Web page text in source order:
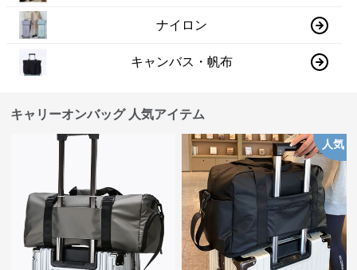
ナイロン
キャンバス・帆布
キャリーオンバッグ 人気アイテム
人気